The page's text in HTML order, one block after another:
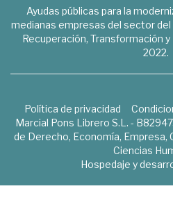
Ayudas públicas para la
medianas empresas del sector del
Recuperación, Transformación
2022.
Política de privacidad
Marcial Pons Librero S.L. -
de Derecho, Economía, Empresa,
Ciencias
Hospedaje y